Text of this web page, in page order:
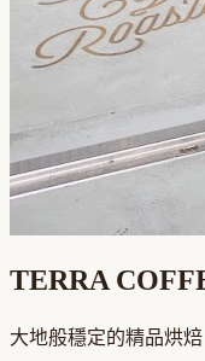
TERRA
大地般穩定的精品烘焙